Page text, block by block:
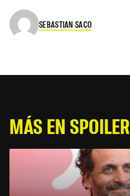
SEBASTIAN SACO
MÁS EN SPOILER